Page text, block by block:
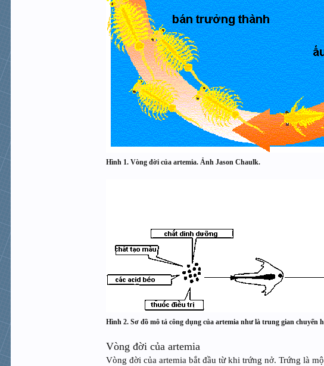
Hình 1. Vòng đời của artemia. Ảnh Jason Chaulk.
Hình 2. Sơ đồ mô tả công dụng của artemia như là trung gian chuyển
Vòng đời của artemia
Vòng đời của artemia bắt đầu từ khi trứng nở. Trứng là